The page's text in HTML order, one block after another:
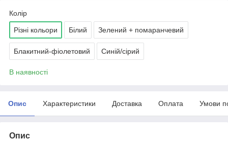
Колір
Різні кольори Білий Зелений + помаранчевий
Блакитний-фіолетовий Синій/сірий
В наявності
Опис Характеристики Доставка Оплата Умови
Опис